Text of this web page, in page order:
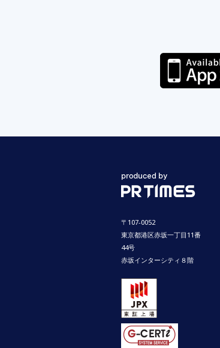
〒107-0052
東京都港区赤坂一丁目11番
44号
赤坂インターシティ８階